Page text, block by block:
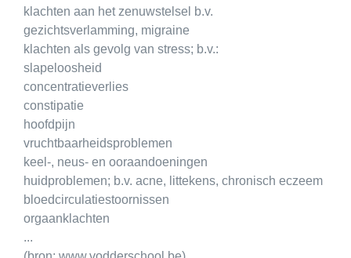
klachten aan het zenuwstelsel b.v.
gezichtsverlamming, migraine
klachten als gevolg van stress; b.v.:
slapeloosheid
concentratieverlies
constipatie
hoofdpijn
vruchtbaarheidsproblemen
keel-, neus- en ooraandoeningen
huidproblemen; b.v. acne, littekens, chronisch eczeem
bloedcirculatiestoornissen
orgaanklachten
...